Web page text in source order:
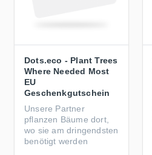
Dots.eco - Plant Trees
Where Needed Most
EU
Geschenkgutschein
Unsere Partner
pflanzen Bäume dort,
wo sie am dringendsten
benötigt werden